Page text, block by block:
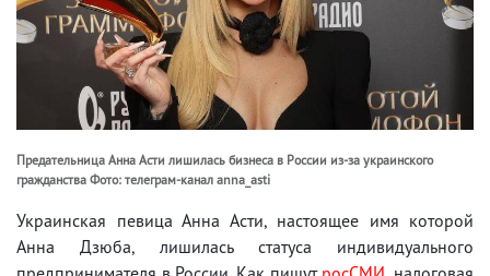
Предательница Анна Асти лишилась бизнеса в России из-за украинского
гражданства Фото: телеграм-канал anna_asti
Украинская певица Анна Асти, настоящее имя которой
Анна Дзюба, лишилась статуса индивидуального